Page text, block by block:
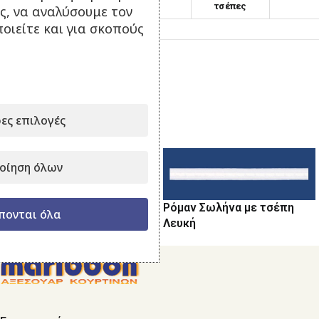
τσέπες
Σχετικά προϊόντα
Μπαλούν-Ρόμαν Διάφανη
Ρόμαν Σωλήνα με τσέπη
Λευκή
να αναλύσουμε τον
και για σκοπούς
επιλογές
όλων
όλα